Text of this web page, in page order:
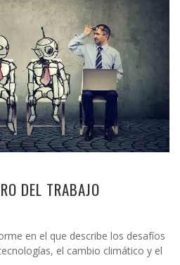
DEL TRABAJO
en el que describe los desafíos
el cambio climático y el